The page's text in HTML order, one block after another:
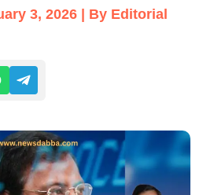
3, 2026 | By Editorial